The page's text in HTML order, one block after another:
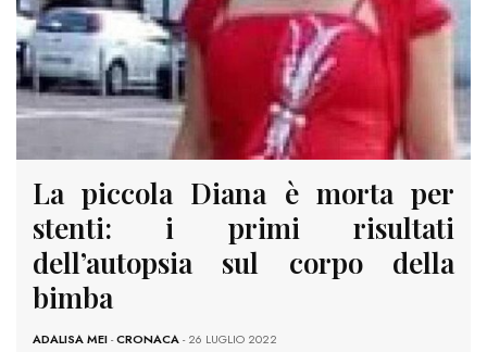
La piccola Diana è morta per
stenti: i primi risultati
dell’autopsia sul corpo della
bimba
ADALISA MEI-CRONACA- 26 LUGLIO 2022